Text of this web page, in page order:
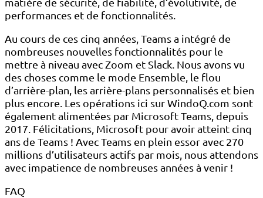
performances et de fonctionnalités.
Au cours de ces cinq années, Teams a intégré de
nombreuses nouvelles fonctionnalités pour le
mettre à niveau avec Zoom et Slack. Nous avons vu
des choses comme le mode Ensemble, le flou
d’arrière-plan, les arrière-plans personnalisés et bien
plus encore. Les opérations ici sur WindoQ.com sont
également alimentées par Microsoft Teams, depuis
2017. Félicitations, Microsoft pour avoir atteint cinq
ans de Teams ! Avec Teams en plein essor avec 270
millions d’utilisateurs actifs par mois, nous attendons
avec impatience de nombreuses années à venir !
FAQ